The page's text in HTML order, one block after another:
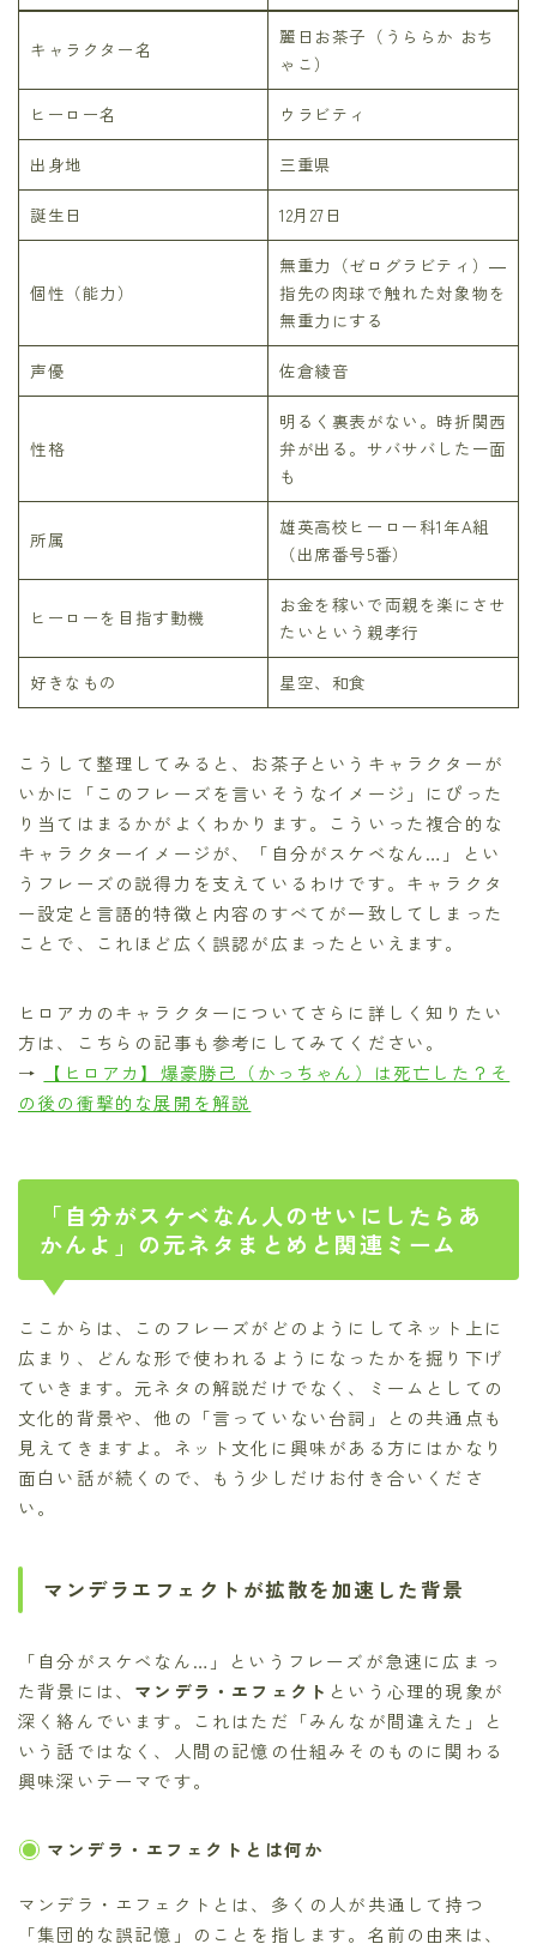
キャラクター名
麗日お茶子（うららか おち
ゃこ）
ヒーロー名 ウラビティ
出身地 三重県
誕生日 12月27日
個性（能力）
無重力（ゼログラビティ）―
指先の肉球で触れた対象物を
無重力にする
声優 佐倉綾音
性格
明るく裏表がない。時折関西
弁が出る。サバサバした一面
も
所属
雄英高校ヒーロー科1年A組
（出席番号5番）
ヒーローを目指す動機
お金を稼いで両親を楽にさせ
たいという親孝行
好きなもの 星空、和食
こうして整理してみると、お茶子というキャラクターが
いかに「このフレーズを言いそうなイメージ」にぴった
り当てはまるかがよくわかります。こういった複合的な
キャラクターイメージが、「自分がスケベなん…」とい
うフレーズの説得力を支えているわけです。キャラクタ
ー設定と言語的特徴と内容のすべてが一致してしまった
ことで、これほど広く誤認が広まったといえます。
ヒロアカのキャラクターについてさらに詳しく知りたい
方は、こちらの記事も参考にしてみてください。
→
【ヒロアカ】爆豪勝己（かっちゃん）は死亡した？そ
の後の衝撃的な展開を解説
「自分がスケベなん人のせいにしたらあ
かんよ」の元ネタまとめと関連ミーム
ここからは、このフレーズがどのようにしてネット上に
広まり、どんな形で使われるようになったかを掘り下げ
ていきます。元ネタの解説だけでなく、ミームとしての
文化的背景や、他の「言っていない台詞」との共通点も
見えてきますよ。ネット文化に興味がある方にはかなり
面白い話が続くので、もう少しだけお付き合いくださ
い。
マンデラエフェクトが拡散を加速した背景
「自分がスケベなん…」というフレーズが急速に広まっ
た背景には、 マンデラ・エフェクト という心理的現象が
深く絡んでいます。これはただ「みんなが間違えた」と
いう話ではなく、人間の記憶の仕組みそのものに関わる
興味深いテーマです。
マンデラ・エフェクトとは何か
マンデラ・エフェクトとは、多くの人が共通して持つ
「集団的な誤記憶」のことを指します。名前の由来は、